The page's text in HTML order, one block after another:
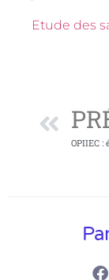
Etude des